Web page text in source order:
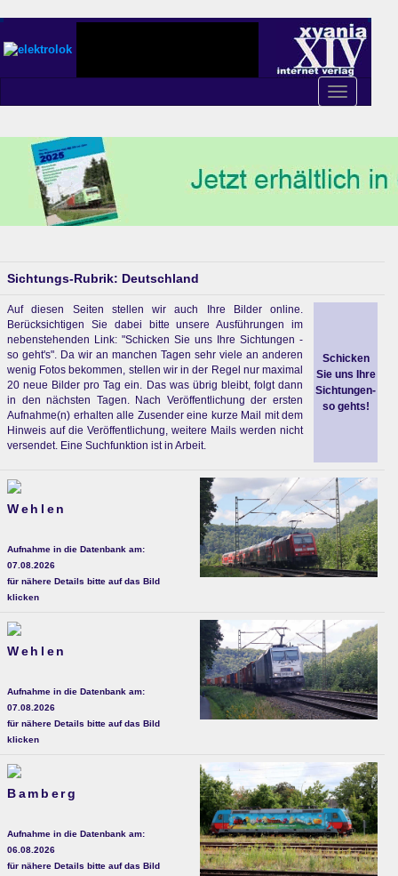
Toggle
navigation
Sichtungs-Rubrik: Deutschland
Auf diesen Seiten stellen wir auch Ihre Bilder online.
Berücksichtigen Sie dabei bitte unsere Ausführungen im
nebenstehenden Link: "Schicken Sie uns Ihre Sichtungen -
so geht's". Da wir an manchen Tagen sehr viele an anderen
wenig Fotos bekommen, stellen wir in der Regel nur maximal
20 neue Bilder pro Tag ein. Das was übrig bleibt, folgt dann
in den nächsten Tagen. Nach Veröffentlichung der ersten
Aufnahme(n) erhalten alle Zusender eine kurze Mail mit dem
Hinweis auf die Veröffentlichung, weitere Mails werden nicht
versendet. Eine Suchfunktion ist in Arbeit.
Schicken
Sie uns Ihre
Sichtungen-
so gehts!
Wehlen
Aufnahme in die Datenbank am:
07.08.2026
für nähere Details bitte auf das Bild
klicken
Wehlen
Aufnahme in die Datenbank am:
07.08.2026
für nähere Details bitte auf das Bild
klicken
Bamberg
Aufnahme in die Datenbank am:
06.08.2026
für nähere Details bitte auf das Bild